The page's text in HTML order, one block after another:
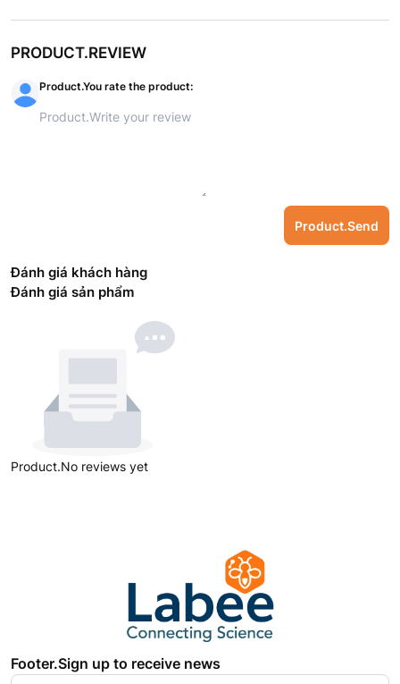
PRODUCT.REVIEW
Product.You rate the product:
Product.Send
Đánh giá khách hàng
Đánh giá sản phẩm
Product.No reviews yet
Footer.Sign up to receive news